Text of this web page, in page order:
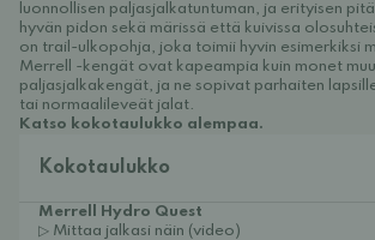
luonnollisen paljasjalkatuntuman, ja erityisen
hyvän pidon sekä märissä että kuivissa
on trail-ulkopohja, joka toimii hyvin esimerkiksi
Merrell -kengät ovat kapeampia kuin monet
paljasjalkakengät, ja ne sopivat parhaiten
tai normaalileveät jalat.
Katso kokotaulukko alempaa.
Kokotaulukko
Merrell Hydro Quest
▷ Mittaa jalkasi näin (video)